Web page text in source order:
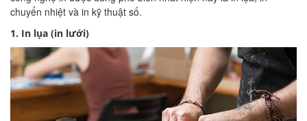
chuyển nhiệt và in kỹ thuật số.
1. In lụa (in lưới)